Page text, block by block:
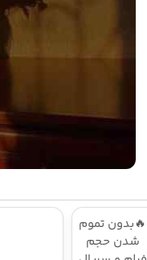
🔥بدون تموم
شدن حجم